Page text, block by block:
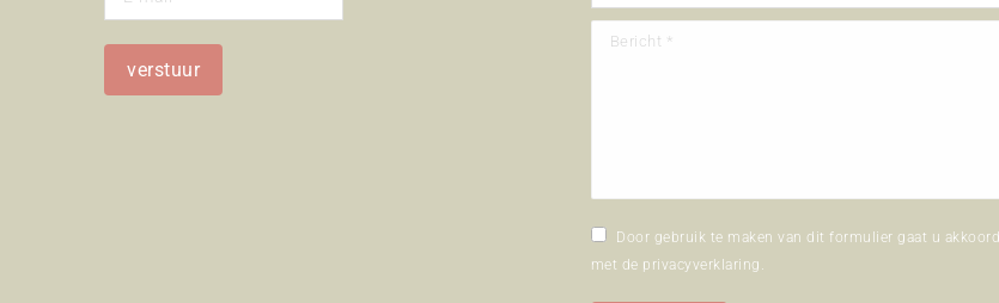
Bericht *
Door gebruik te maken van dit formulier gaat u akkoord
met de privacyverklaring .